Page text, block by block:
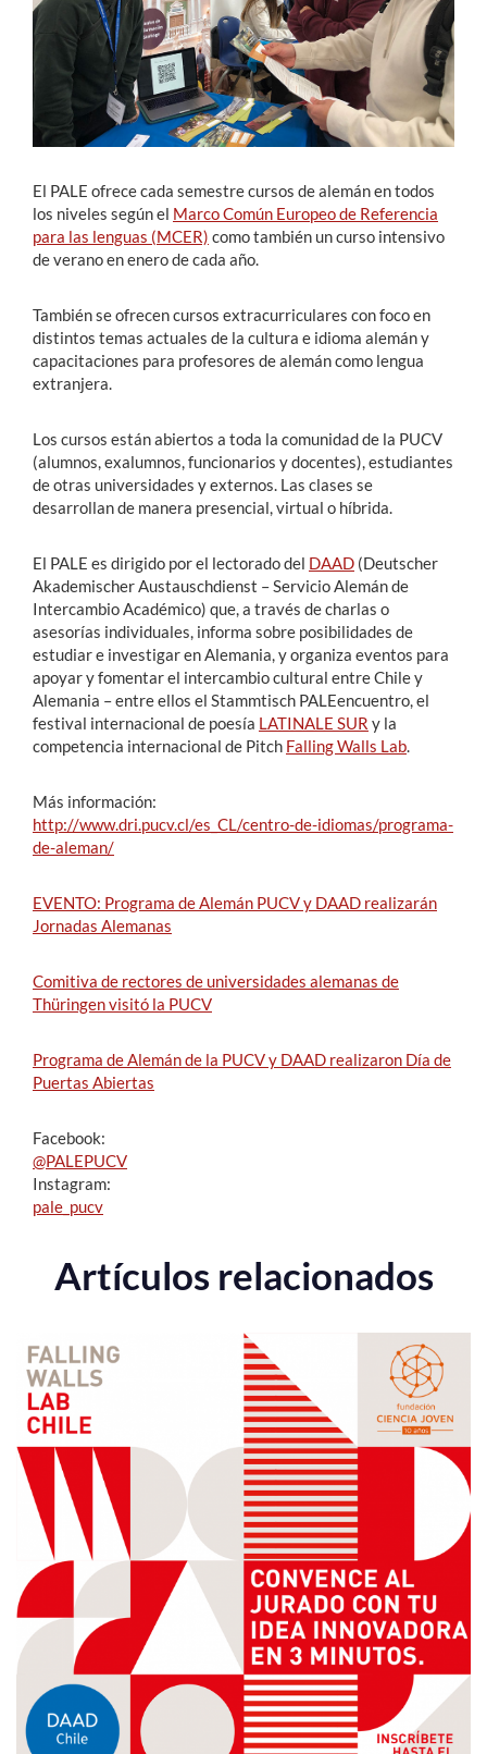
Estudiantes
Académicos
Funcionarios
Alumni
English
El PALE ofrece cada semestre cursos de alemán en todos
los niveles según el Marco Común Europeo de Referencia
para las lenguas (MCER) como también un curso intensivo
de veranoen enero de cada año.
También se ofrecen cursos extracurriculares con foco en
distintos temas actuales de la cultura e idioma alemán y
capacitaciones para profesores de alemán como lengua
extranjera.
Los cursos están abiertos a toda la comunidad de la PUCV
(alumnos, exalumnos, funcionarios y docentes), estudiantes
de otras universidades y externos. Las clases se
desarrollan de manera presencial, virtual o híbrida.
El PALE es dirigido por el lectorado del DAAD (Deutscher
AkademischerAustauschdienst –Servicio Alemán de
Intercambio Académico) que, a través de charlas o
asesorías individuales, informa sobre posibilidades de
estudiar e investigar en Alemania, y organiza eventos para
apoyar y fomentar el intercambio cultural entre Chile y
Alemania – entre ellos el Stammtisch PALEencuentro, el
festival internacional de poesía LATINALE SUR y la
competencia internacional de Pitch Falling Walls Lab.
Más información:
http://www.dri.pucv.cl/es_CL/centro-de-idiomas/programa-
de-aleman/
EVENTO: Programa de Alemán PUCV y DAAD realizarán
Jornadas Alemanas
Comitiva de rectores de universidades alemanas de
Thüringen visitó la PUCV
Programa de Alemán de la PUCV y DAAD realizaron Día de
Puertas Abiertas
Facebook:
@PALEPUCV
Instagram:
pale_pucv
Artículos relacionados